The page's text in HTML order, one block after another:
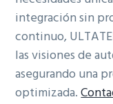
integración sin
continuo,
las visiones de
asegurando una
optimizada.